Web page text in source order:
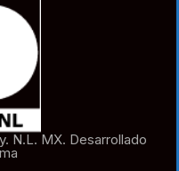
N.L. MX. Desarrollado